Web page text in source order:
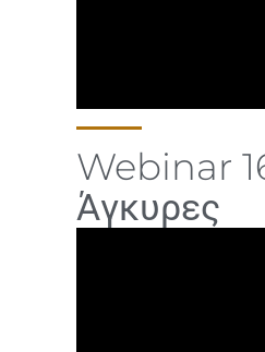
Webinar
Άγκυρες